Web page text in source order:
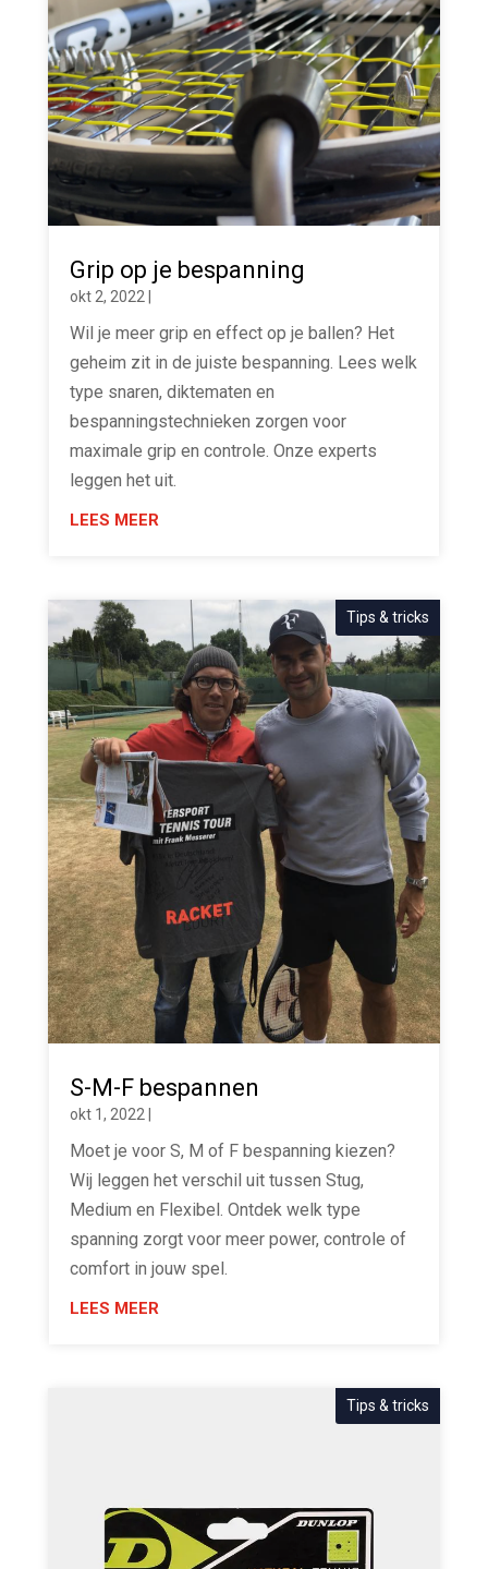
Grip op je bespanning
okt 2, 2022 |
Wil je meer grip en effect op je ballen? Het
geheim zit in de juiste bespanning. Lees welk
type snaren, diktematen en
bespanningstechnieken zorgen voor
maximale grip en controle. Onze experts
leggen het uit.
LEES MEER
S-M-F bespannen
okt 1, 2022
Tips & tricks
Moet je voor S, M of F bespanning kiezen?
Wij leggen het verschil uit tussen Stug,
Medium en Flexibel. Ontdek welk type
spanning zorgt voor meer power, controle of
comfort in jouw spel.
LEES MEER
Tips & tricks